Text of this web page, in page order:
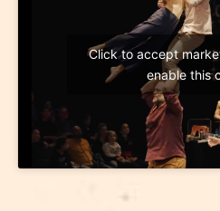
Click to accept
enable this